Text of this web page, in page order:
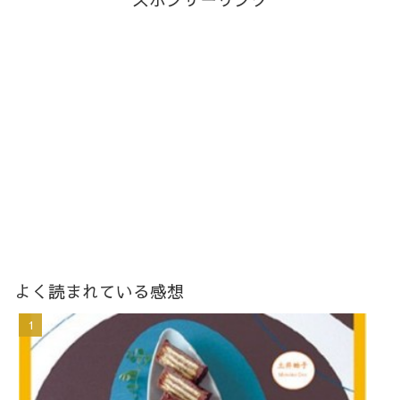
よく読まれている感想